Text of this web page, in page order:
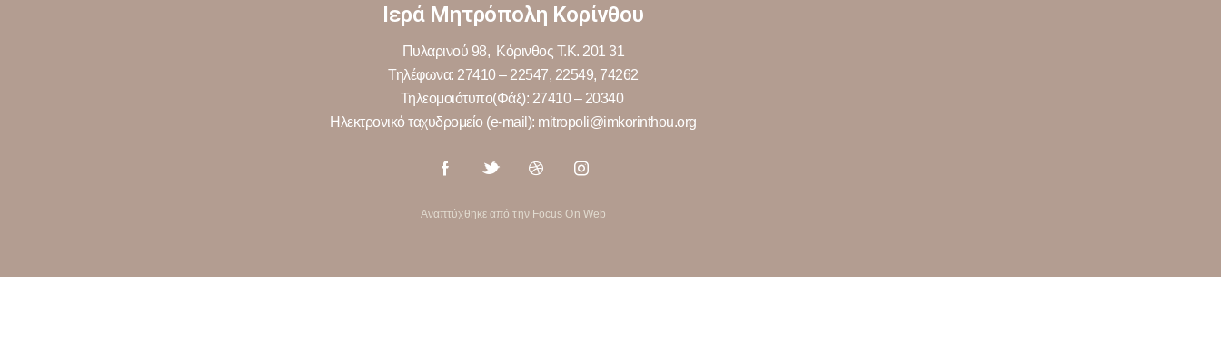
Ιερά Μητρόπολη Κορίνθου
Πυλαρινού 98, Κόρινθος Τ.Κ. 201 31
Τηλέφωνα: 27410 – 22547, 22549, 74262
Τηλεομοιότυπο(Φάξ): 27410 – 20340
Ηλεκτρονικό ταχυδρομείο (e-mail): mitropoli@imkorinthou.org
Αναπτύχθηκε από την Focus On Web